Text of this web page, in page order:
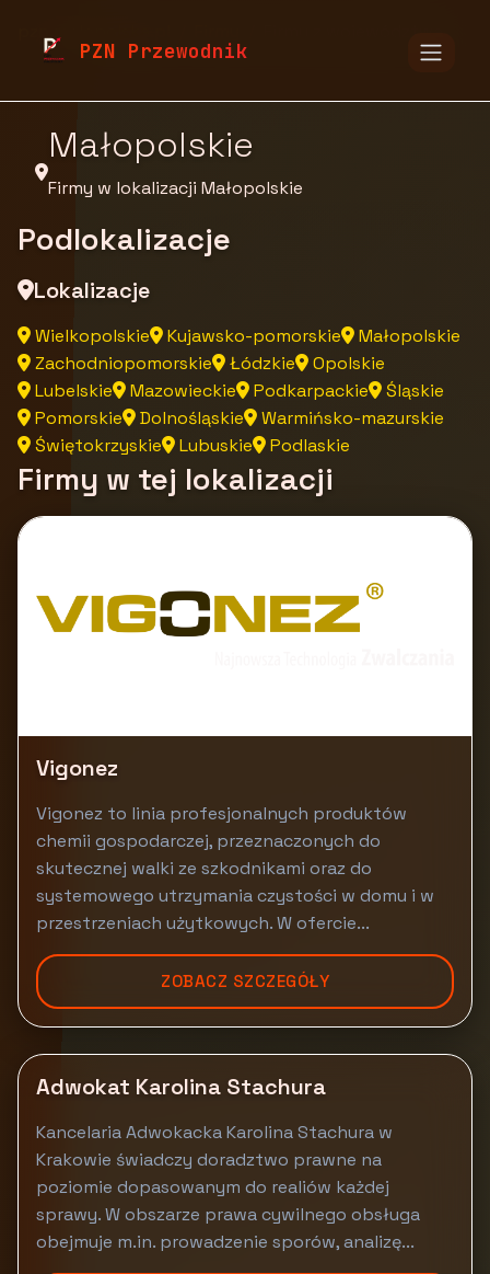
PZN Przewodnik
Małopolskie
Firmy w lokalizacji Małopolskie
Podlokalizacje
Lokalizacje
Wielkopolskie Kujawsko-pomorskie
Małopolskie
Zachodniopomorskie
Łódzkie
Opolskie
Lubelskie
Mazowieckie Podkarpackie
Śląskie
Pomorskie
Dolnośląskie
Warmińsko-mazurskie
Świętokrzyskie
Lubuskie Podlaskie
Firmy w tej lokalizacji
Vigonez
Vigonez to linia profesjonalnych produktów
chemii gospodarczej, przeznaczonych do
skutecznej walki ze szkodnikami oraz do
systemowego utrzymania czystości w domu i w
przestrzeniach użytkowych. W ofercie...
ZOBACZ SZCZEGÓŁY
Adwokat Karolina Stachura
Kancelaria Adwokacka Karolina Stachura w
Krakowie świadczy doradztwo prawne na
poziomie dopasowanym do realiów każdej
sprawy. W obszarze prawa cywilnego obsługa
obejmuje m.in. prowadzenie sporów, analizę...